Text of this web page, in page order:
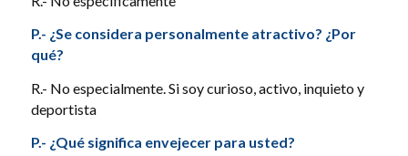
P.- ¿Se considera personalmente atractivo? ¿Por
qué?
R.- No especialmente. Si soy curioso, activo, inquieto y
deportista
P.- ¿Qué significa envejecer para usted?